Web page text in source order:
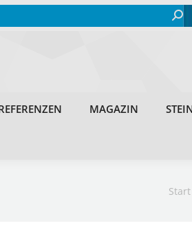
Search:
MAGAZIN
Sie
Start
ERFAHRUNGEN